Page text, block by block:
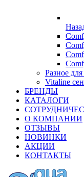
Разное
Vitaline
БРЕНДЫ
КАТАЛОГИ
О КОМПАНИИ
ОТЗЫВЫ
НОВИНКИ
АКЦИИ
КОНТАКТЫ